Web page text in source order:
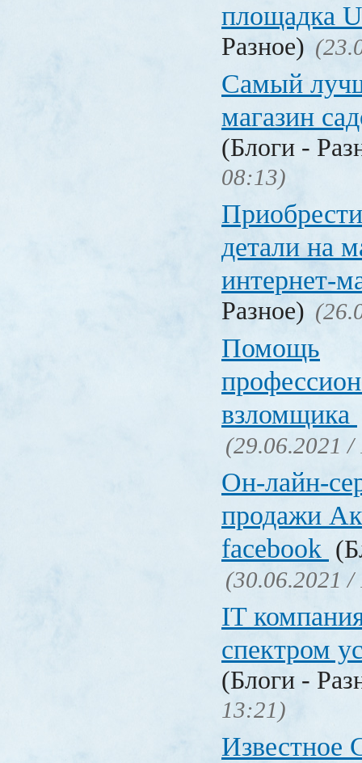
площадка
Разное)
Самый
магазин
(Блоги -
08:13)
детали на
интернет-
Разное)
Помощь
взломщика
(29.06.2021 /
Он-лайн-
продажи
facebook
(30.06.2021 /
IT
спектром
(Блоги -
13:21)
Известное